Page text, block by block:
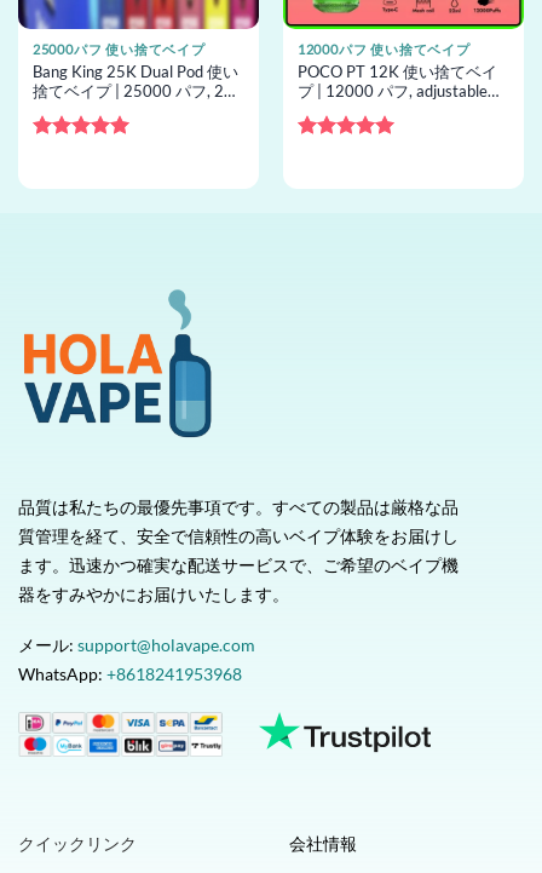
25000パフ 使い捨てベイプ
Bang King 25K Dual Pod 使い
捨てベイプ | 25000 パフ, 2
pods, メッシュコイル, 使い捨
てベイプ卸売
12000パフ 使い捨てベイプ
POCO PT 12K 使い捨てベイ
プ | 12000 パフ, adjustable
airflow, 使い捨てベイプ卸売
品質は私たちの最優先事項です。すべての製品は厳格な品
質管理を経て、安全で信頼性の高いベイプ体験をお届けし
ます。迅速かつ確実な配送サービスで、ご希望のベイプ機
器をすみやかにお届けいたします。
メール: support@holavape.com
WhatsApp: +8618241953968
クイックリンク 会社情報